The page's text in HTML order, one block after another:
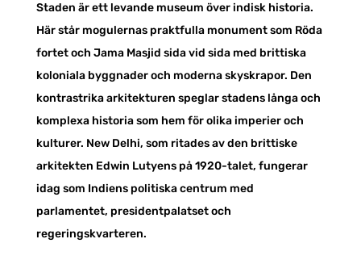
Staden är ett levande museum över indisk historia.
Här står mogulernas praktfulla monument som Röda
fortet och Jama Masjid sida vid sida med brittiska
koloniala byggnader och moderna skyskrapor. Den
kontrastrika arkitekturen speglar stadens långa och
komplexa historia som hem för olika imperier och
kulturer. New Delhi, som ritades av den brittiske
arkitekten Edwin Lutyens på 1920-talet, fungerar
idag som Indiens politiska centrum med
parlamentet, presidentpalatset och
regeringskvarteren.